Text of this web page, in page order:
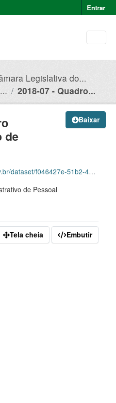
Entrar
Legislativa do...
2018-07 - Quadro...
Baixar
de
c2d77df9-dca6-4b1a-80c5-371a12e6ee91/download/2018-07-quadro-desmonstrativo-de-pessoal.csv
de Pessoal
Tela cheia Embutir